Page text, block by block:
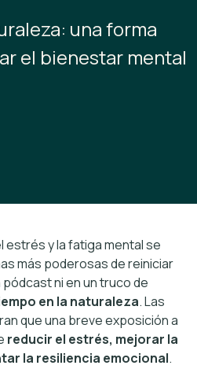
una forma
el bienestar mental
estrés y la fatiga mental se
más poderosas de reiniciar
ni en un truco de
en la naturaleza. Las
que una breve exposición a
reducir el estrés, mejorar la
la resiliencia emocional.